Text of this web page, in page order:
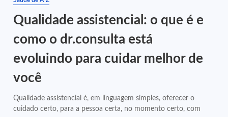
Qualidade assistencial: o que é e
como o dr.consulta está
evoluindo para cuidar melhor de
você
Qualidade assistencial é, em linguagem simples, oferecer o
cuidado certo, para a pessoa certa, no momento certo, com